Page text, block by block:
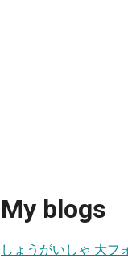
My blogs
しょうがいしゃ 大フ